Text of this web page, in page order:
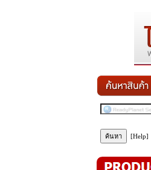
[Help]